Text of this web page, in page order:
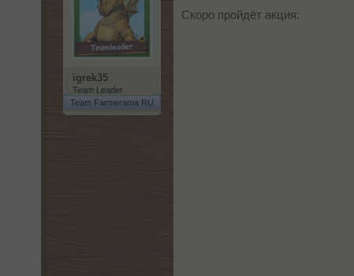
igrek35
Team Leader
Team Farmerama RU
Скоро пройдёт акция: